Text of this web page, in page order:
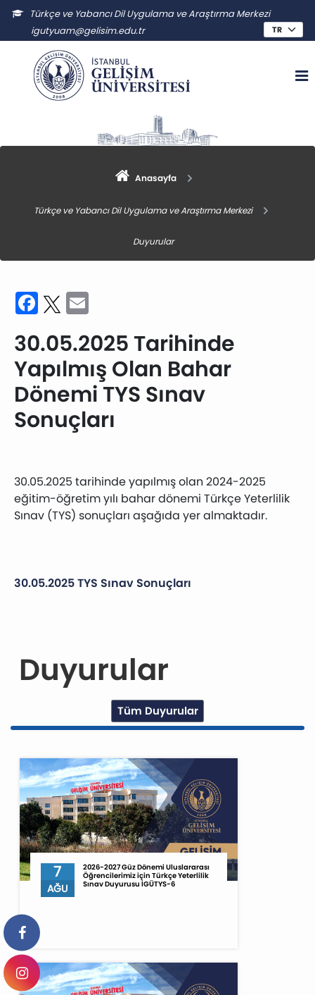
Türkçe ve Yabancı Dil Uygulama ve Araştırma Merkezi
igutyuam@gelisim.edu.tr
Anasayfa
Türkçe ve Yabancı Dil Uygulama ve Araştırma Merkezi
Duyurular
Facebook
Twitter
30.05.2025 Tarihinde
Yapılmış Olan Bahar
Dönemi TYS Sınav
Sonuçları
30.05.2025 tarihinde yapılmış olan 2024-2025
eğitim-öğretim yılı bahar dönemi Türkçe Yeterlilik
Sınav (TYS) sonuçları aşağıda yer almaktadır.
30.05.2025 TYS Sınav Sonuçları
Duyurular
Tüm Duyurular
7
AĞU
2026-2027 Güz Dönemi Uluslararası
Öğrencilerimiz için Türkçe Yeterlilik
Sınav Duyurusu İGÜTYS-6